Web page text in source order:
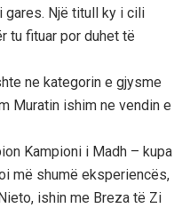
gares. Një titull ky i cili
tu fituar por duhet të
ne kategorin e gjysme
Muratin ishim ne vendin e
Kampioni i Madh – kupa
më shumë eksperiencës,
ishin me Breza të Zi